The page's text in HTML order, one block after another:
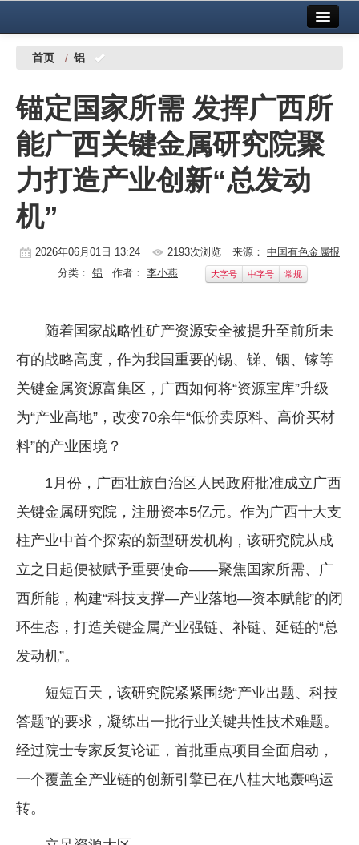
中国有色金属报社主办
铜镍铅锌
铝
稀有稀土
有色市场
科技
企业文化
《资源再生》杂志
行情报价
数字报
首页 / 铝
锚定国家所需 发挥广西所
能广西关键金属研究院聚
力打造产业创新“总发动
机”
2026年06月01日 13:24 2193次浏览 来源： 中国有色金属报
分类： 铝 作者： 李小燕 大字号 中字号 常规
随着国家战略性矿产资源安全被提升至前所未
有的战略高度，作为我国重要的锡、锑、铟、镓等
关键金属资源富集区，广西如何将“资源宝库”升级
为“产业高地”，改变70余年“低价卖原料、高价买材
料”的产业困境？
1月份，广西壮族自治区人民政府批准成立广西
关键金属研究院，注册资本5亿元。作为广西十大支
柱产业中首个探索的新型研发机构，该研究院从成
立之日起便被赋予重要使命——聚焦国家所需、广
西所能，构建“科技支撑—产业落地—资本赋能”的闭
环生态，打造关键金属产业强链、补链、延链的“总
发动机”。
短短百天，该研究院紧紧围绕“产业出题、科技
答题”的要求，凝练出一批行业关键共性技术难题。
经过院士专家反复论证，首批重点项目全面启动，
一个覆盖全产业链的创新引擎已在八桂大地轰鸣运
转。